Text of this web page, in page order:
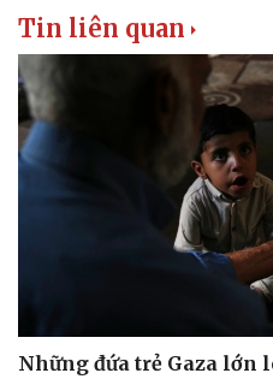
Tin liên quan
Những đứa trẻ Gaza